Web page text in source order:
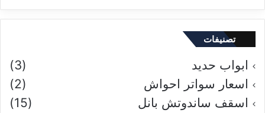
تصنيفات
ابواب حديد
(3)
اسعار سواتر احواش
(2)
اسقف ساندوتش بانل
(15)